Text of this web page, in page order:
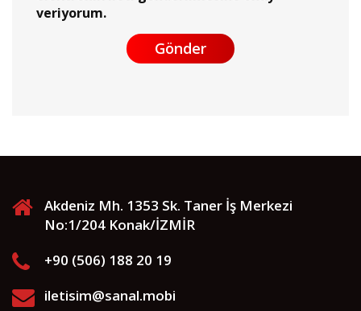
veriyorum.
Gönder
Akdeniz Mh. 1353 Sk. Taner İş Merkezi
No:1/204 Konak/İZMİR
+90 (506) 188 20 19
iletisim@sanal.mobi